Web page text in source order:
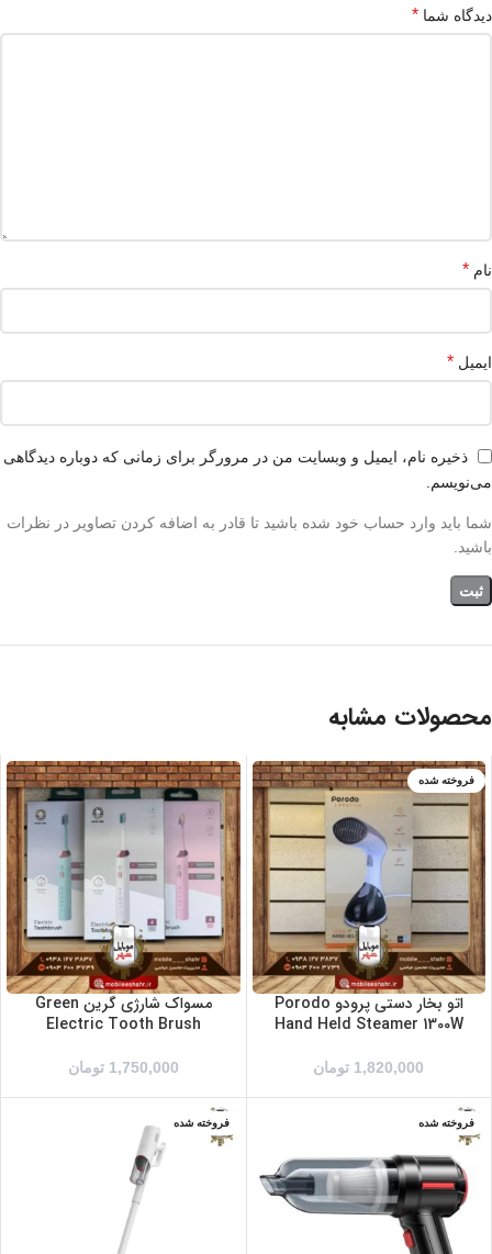
دیدگاه شما *
نام *
ایمیل *
ذخیره نام، ایمیل و وبسایت من در مرورگر برای زمانی که دوباره دیدگاهی
می‌نویسم.
شما باید وارد حساب خود شده باشید تا قادر به اضافه کردن تصاویر در نظرات
باشید.
محصولات مشابه
فروخته شده
آبی
زرد/مشکی
صورتی
اتو بخار دستی پرودو Porodo
Hand Held Steamer 1300W
1,820,000 تومان
آبی
سفید
صورتی
مسواک شارژی گرین Green
Electric Tooth Brush
1,750,000 تومان
فروخته شده فروخته شده